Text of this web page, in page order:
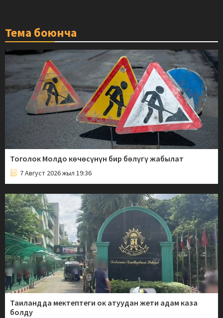
Тема боюнча
Тоголок Молдо көчөсүнүн бир бөлүгү жабылат
7 Август 2026 жыл 19:36
Таиландда мектептеги ок атуудан жети адам каза
болду